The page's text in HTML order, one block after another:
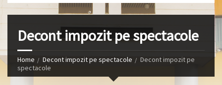
Decont impozit pe spectacole
Home Decont impozit pe spectacole
Decont impozit pe
spectacole